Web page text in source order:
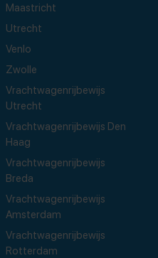
Maastricht
Utrecht
Venlo
Zwolle
Vrachtwagenrijbewijs
Utrecht
Vrachtwagenrijbewijs Den
Haag
Vrachtwagenrijbewijs
Breda
Vrachtwagenrijbewijs
Amsterdam
Vrachtwagenrijbewijs
Rotterdam